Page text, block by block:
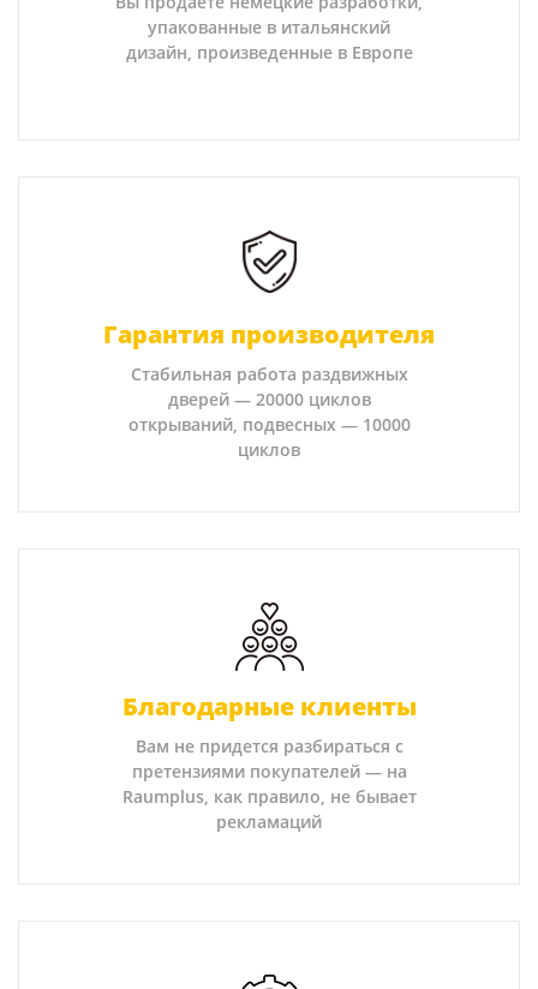
упакованные в итальянский
дизайн, произведенные в Европе
Гарантия производителя
Стабильная работа раздвижных
дверей — 20000 циклов
открываний, подвесных — 10000
циклов
Благодарные клиенты
Вам не придется разбираться с
претензиями покупателей — на
Raumplus, как правило, не бывает
рекламаций